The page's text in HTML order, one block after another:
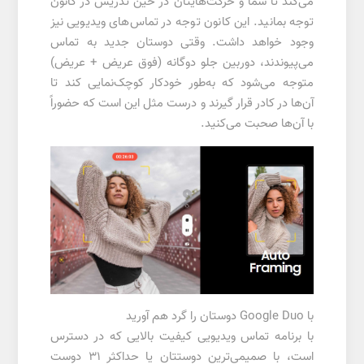
توجه بمانید. این کانون توجه در تماس‌های ویدیویی نیز
وجود خواهد داشت. وقتی دوستان جدید به تماس
می‌پیوندند، دوربین جلو دوگانه (فوق عریض + عریض)
متوجه می‌شود که به‌طور خودکار کوچک‌نمایی کند تا
آن‌ها در کادر قرار گیرند و درست مثل این است که حضوراً
با آن‌ها صحبت می‌کنید.
با Google Duo دوستان را گرد هم آورید
با برنامه تماس ویدیویی کیفیت بالایی که در دسترس
است، با صمیمی‌ترین دوستتان یا حداکثر 31 دوست